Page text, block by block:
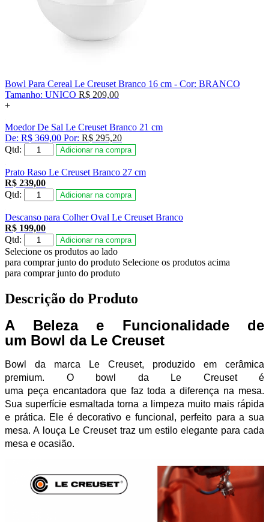
Bowl Para Cereal Le Creuset Branco 16 cm - Cor: BRANCO
Tamanho: UNICO R$ 209,00
+
Moedor De Sal Le Creuset Branco 21 cm
De: R$ 369,00 Por: R$ 295,20
Qtd:
Adicionar na compra
Prato Raso Le Creuset Branco 27 cm
R$ 239,00
Qtd:
Adicionar na compra
Descanso para Colher Oval Le Creuset Branco
R$ 199,00
Qtd:
Adicionar na compra
Selecione os produtos ao lado
para comprar junto do produto Selecione os produtos acima
para comprar junto do produto
Descrição do Produto
A Beleza e Funcionalidade de
um Bowl da Le Creuset
Bowl da marca Le Creuset, produzido em cerâmica
premium. O bowl da Le Creuset é
uma peça encantadora que faz toda a diferença na mesa.
Sua superfície esmaltada torna a limpeza muito mais rápida
e prática. Ele é decorativo e funcional, perfeito para a sua
mesa. A louça Le Creuset traz um estilo elegante para cada
mesa e ocasião.